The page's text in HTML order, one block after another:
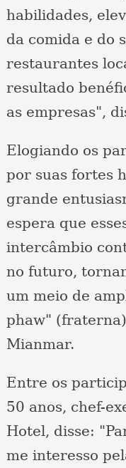
habilidades,
da comida e do
restaurantes
resultado
as empresas",
Elogiando os
por suas fortes
grande
espera que
intercâmbio
no futuro,
um meio de
phaw"
Mianmar.
Entre os
50 anos, chef-
Hotel, disse:
me interesso